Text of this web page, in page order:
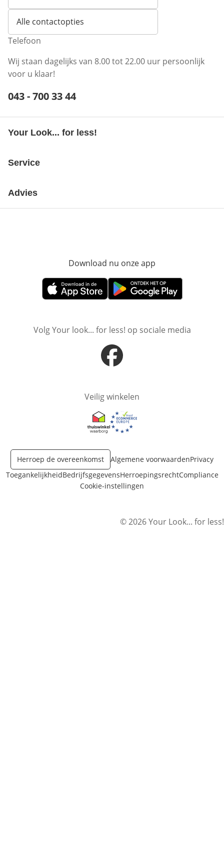
Alle contactopties
Telefoon
Wij staan dagelijks van 8.00 tot 22.00 uur persoonlijk
voor u klaar!
Telefoonnummer:
043 - 700 33 44
Your Look... for less!
Service
Advies
Download nu onze app
Opent in nieuw vensterOpent in nieuw venster
Volg Your look... for less! op sociale media
Opent in nieuw venster
Veilig winkelen
Opent in nieuw venster
Opent in nieuw venster
Herroep de overeenkomst Algemene voorwaardenPrivacy
ToegankelijkheidBedrijfsgegevensHerroepingsrechtCompliance
Cookie-instellingen
© 2026 Your Look... for less!